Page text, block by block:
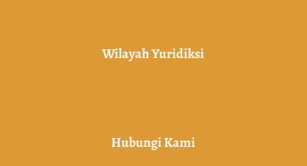
Wilayah Yuridiksi
Hubungi Kami